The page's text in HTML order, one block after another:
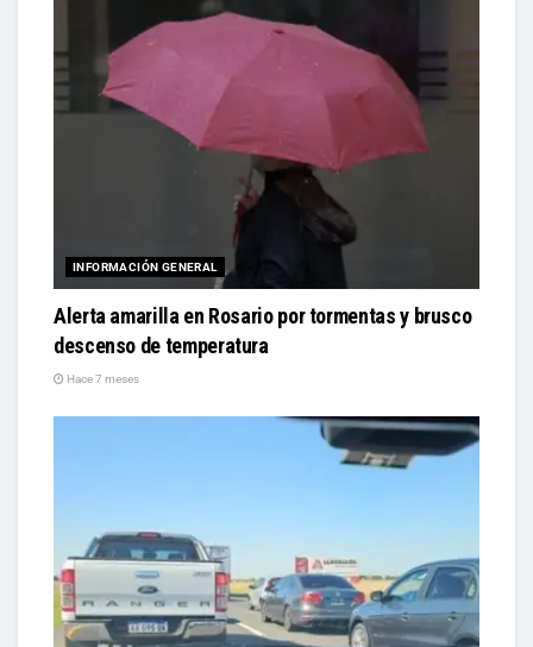
INFORMACIÓN GENERAL
Alerta amarilla en Rosario por tormentas y brusco
descenso de temperatura
Hace 7 meses